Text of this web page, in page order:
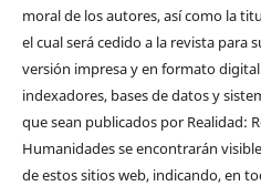
moral de los autores, así como la
el cual será cedido a la revista para
versión impresa y en formato
indexadores, bases de datos y
que sean publicados por Realidad:
Humanidades se encontrarán
de estos sitios web, indicando, en